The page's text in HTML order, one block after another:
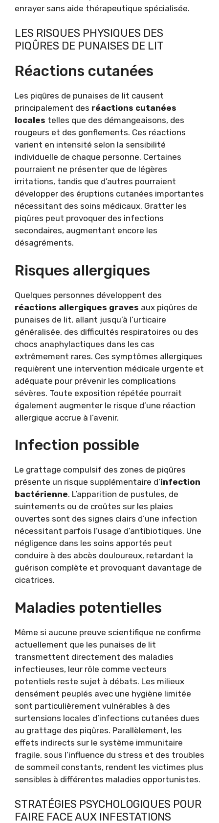
enrayer sans aide thérapeutique spécialisée.
LES RISQUES PHYSIQUES DES
PIQÛRES DE PUNAISES DE LIT
Réactions cutanées
Les piqûres de punaises de lit causent
principalement des réactions cutanées
locales telles que des démangeaisons, des
rougeurs et des gonflements. Ces réactions
varient en intensité selon la sensibilité
individuelle de chaque personne. Certaines
pourraient ne présenter que de légères
irritations, tandis que d’autres pourraient
développer des éruptions cutanées importantes
nécessitant des soins médicaux. Gratter les
piqûres peut provoquer des infections
secondaires, augmentant encore les
désagréments.
Risques allergiques
Quelques personnes développent des
réactions allergiques graves aux piqûres de
punaises de lit, allant jusqu’à l’urticaire
généralisée, des difficultés respiratoires ou des
chocs anaphylactiques dans les cas
extrêmement rares. Ces symptômes allergiques
requièrent une intervention médicale urgente et
adéquate pour prévenir les complications
sévères. Toute exposition répétée pourrait
également augmenter le risque d’une réaction
allergique accrue à l’avenir.
Infection possible
Le grattage compulsif des zones de piqûres
présente un risque supplémentaire d’infection
bactérienne. L’apparition de pustules, de
suintements ou de croûtes sur les plaies
ouvertes sont des signes clairs d’une infection
nécessitant parfois l’usage d’antibiotiques. Une
négligence dans les soins apportés peut
conduire à des abcès douloureux, retardant la
guérison complète et provoquant davantage de
cicatrices.
Maladies potentielles
Même si aucune preuve scientifique ne confirme
actuellement que les punaises de lit
transmettent directement des maladies
infectieuses, leur rôle comme vecteurs
potentiels reste sujet à débats. Les milieux
densément peuplés avec une hygiène limitée
sont particulièrement vulnérables à des
surtensions locales d’infections cutanées dues
au grattage des piqûres. Parallèlement, les
effets indirects sur le système immunitaire
fragile, sous l’influence du stress et des troubles
de sommeil constants, rendent les victimes plus
sensibles à différentes maladies opportunistes.
STRATÉGIES PSYCHOLOGIQUES POUR
FAIRE FACE AUX INFESTATIONS